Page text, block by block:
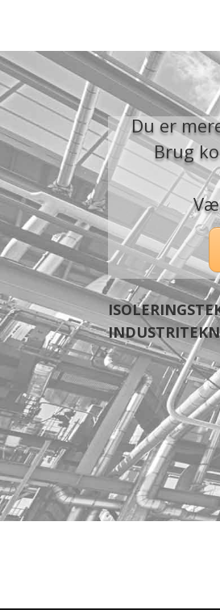
Du er
Brug